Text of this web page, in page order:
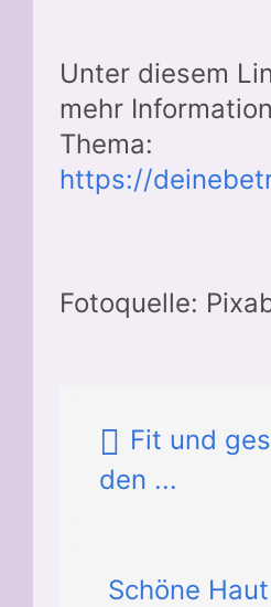
Unter diesem
mehr
Thema:
https://
Fotoquelle:
Fit und
den ...
Schöne